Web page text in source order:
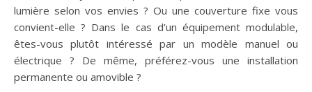
lumière selon vos envies ? Ou une couverture fixe vous
convient-elle ? Dans le cas d’un équipement modulable,
êtes-vous plutôt intéressé par un modèle manuel ou
électrique ? De même, préférez-vous une installation
permanente ou amovible ?